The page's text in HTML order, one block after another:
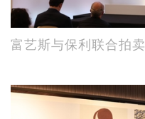
富艺斯与保利联合拍卖